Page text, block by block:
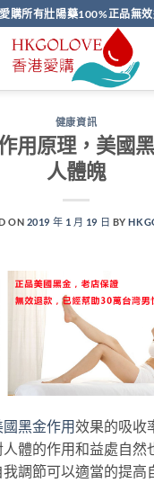
購所有壯陽藥100%正品無
健康資訊
用原理，美國
人體魄
ON 2019 年 1 月 19 日 BY
國黑金作用效果的吸收
體的作用和益處自然
調節可以適當的提高